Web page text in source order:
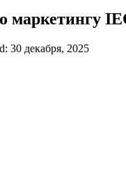
маркетингу
30 декабря, 2025